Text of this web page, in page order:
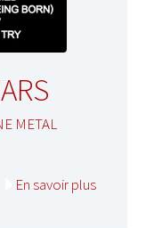
METAL
En savoir plus